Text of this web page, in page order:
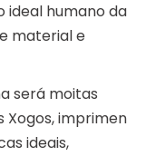
ideal humano da
material e
será moitas
Xogos, imprimen
ideais,